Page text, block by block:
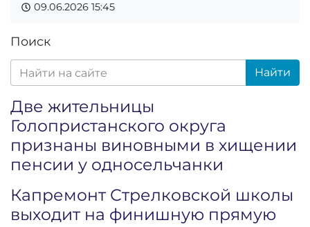
09.06.2026 15:45
Поиск
Найти
Две жительницы
Голопристанского округа
признаны виновными в хищении
пенсии у односельчанки
Капремонт Стрелковской школы
выходит на финишную прямую